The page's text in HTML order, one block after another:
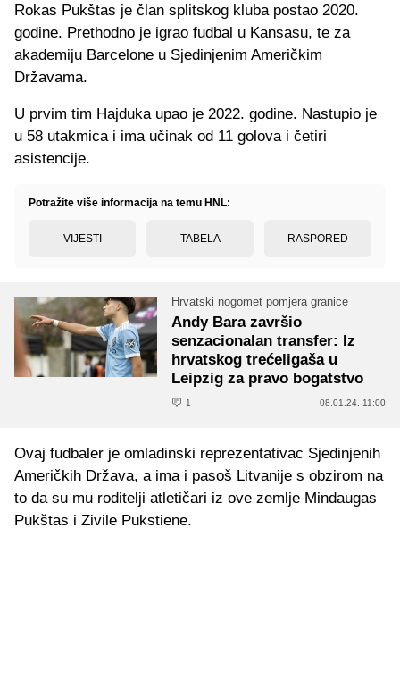
Rokas Pukštas je član splitskog kluba postao 2020.
godine. Prethodno je igrao fudbal u Kansasu, te za
akademiju Barcelone u Sjedinjenim Američkim
Državama.
U prvim tim Hajduka upao je 2022. godine. Nastupio je
u 58 utakmica i ima učinak od 11 golova i četiri
asistencije.
Potražite više informacija na temu HNL:
VIJESTI TABELA RASPORED
Hrvatski nogomet pomjera granice
Andy Bara završio
senzacionalan transfer: Iz
hrvatskog trećeligaša u
Leipzig za pravo bogatstvo
1 08.01.24. 11:00
Ovaj fudbaler je omladinski reprezentativac Sjedinjenih
Američkih Država, a ima i pasoš Litvanije s obzirom na
to da su mu roditelji atletičari iz ove zemlje Mindaugas
Pukštas i Zivile Pukstiene.